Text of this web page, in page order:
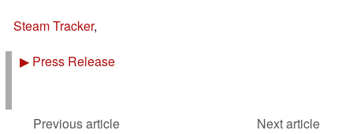
Steam Tracker,
▶ Press Release
Previous article
Next article